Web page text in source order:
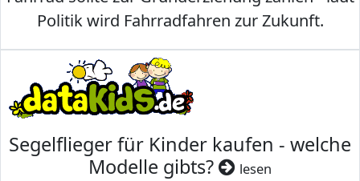
Politik wird Fahrradfahren zur Zukunft.
Segelflieger für Kinder kaufen - welche
Modelle gibts?
lesen